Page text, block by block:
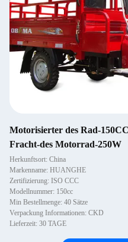
Motorisierter des Rad-
Fracht-des Motorrad-250W
Herkunftsort: China
Markenname: HUANGHE
Zertifizierung: ISO CCC
Modellnummer: 150cc
Min Bestellmenge: 40 Sätze
Verpackung Informationen: CKD
Lieferzeit: 30 TAGE